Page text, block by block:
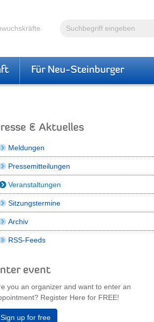
Volltextsuche
Für Neu-Steinburger
& Aktuelles
Meldungen
Pressemitteilungen
Veranstaltungen
Sitzungstermine
Archiv
RSS-Feeds
event
you an organizer and want to enter an
Register Here for FREE!
Sign up for free